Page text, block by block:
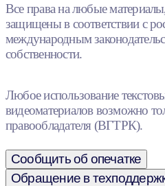
Все права на любые
защищены в соответствии с
международным
собственности.
Любое использование
видеоматериалов возможно
правообладателя (ВГТРК).
Сообщить об опечатке
Обращение в